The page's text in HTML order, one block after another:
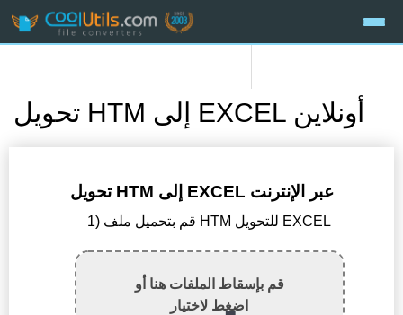
تحويل HTM إلى EXCEL أونلاين
تحويل HTM إلى EXCEL عبر الإنترنت
1) قم بتحميل ملف HTM للتحويل EXCEL
قم بإسقاط الملفات هنا أو
اضغط لاختيار